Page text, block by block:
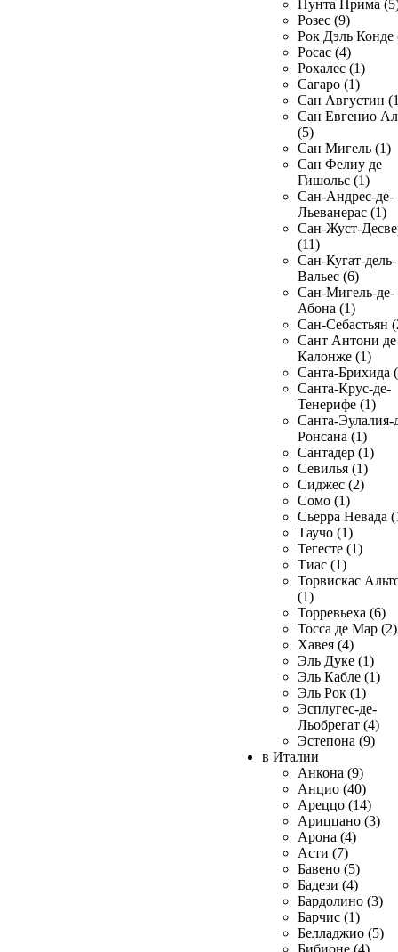
Пунта Прима
Розес (9)
Рок Дэль Конде
Росас (4)
Рохалес (1)
Сагаро (1)
Сан Августин
Сан Евгенио
(5)
Сан Мигель (1)
Сан Фелиу де
Гишольс (1)
Сан-Андрес-де-
Льеванерас (1)
Сан-Жуст-
(11)
Сан-Кугат-дель-
Вальес (6)
Сан-Мигель-де-
Абона (1)
Сан-Себастьян
Сант Антони де
Калонже (1)
Санта-Брихида
Санта-Крус-де-
Тенерифе (1)
Санта-Эулалия-
Ронсана (1)
Сантадер (1)
Севилья (1)
Сиджес (2)
Сомо (1)
Сьерра Невада
Таучо (1)
Тегесте (1)
Тиас (1)
Торвискас
(1)
Торревьеха (6)
Тосса де Мар (2)
Хавея (4)
Эль Дуке (1)
Эль Кабле (1)
Эль Рок (1)
Эсплугес-де-
Льобрегат (4)
Эстепона (9)
в Италии
Анкона (9)
Анцио (40)
Ареццо (14)
Ариццано (3)
Арона (4)
Асти (7)
Бавено (5)
Бадези (4)
Бардолино (3)
Барчис (1)
Белладжио (5)
Бибионе (4)